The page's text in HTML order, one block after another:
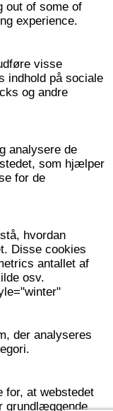
out of some of
experience.
visse
indhold på sociale
og andre
analysere de
som hjælper
for de
hvordan
Disse cookies
antallet af
osv.
der analyseres
for, at webstedet
grundlæggende